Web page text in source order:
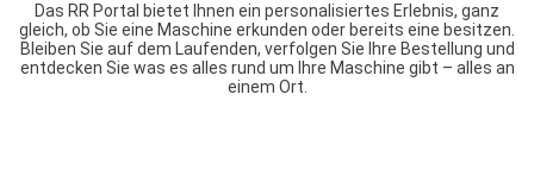
Das RR Portal bietet Ihnen ein personalisiertes Erlebnis, ganz
gleich, ob Sie eine Maschine erkunden oder bereits eine besitzen.
Bleiben Sie auf dem Laufenden, verfolgen Sie Ihre Bestellung und
entdecken Sie was es alles rund um Ihre Maschine gibt – alles an
einem Ort.